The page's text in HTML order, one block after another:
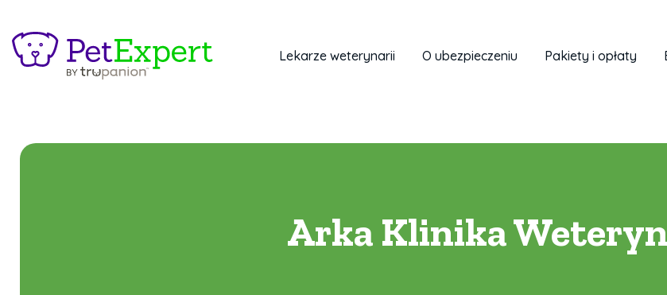
Lekarze weterynarii O ubezpieczeniu Pakiety i opłaty
Arka Klinika